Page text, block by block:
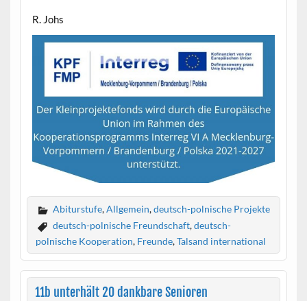
R. Johs
Abiturstufe,Allgemein,deutsch-polnische Projekte
deutsch-polnische Freundschaft,deutsch-
polnische Kooperation, Freunde,Talsand international
11b unterhält 20 dankbare Senioren